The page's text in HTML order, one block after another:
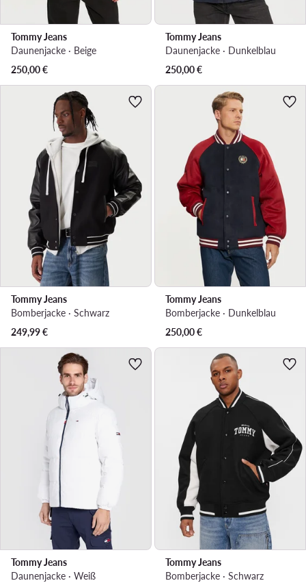
Tommy Jeans
Daunenjacke · Beige
250,00€
Tommy Jeans
Daunenjacke · Dunkelblau
250,00€
Tommy Jeans
Bomberjacke · Schwarz
249,99€
Tommy Jeans
Bomberjacke · Dunkelblau
250,00€
Tommy Jeans
Daunenjacke · Weiß
Tommy Jeans
Bomberjacke · Schwarz